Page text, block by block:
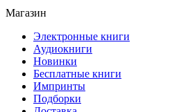
Магазин
Электронные книги
Аудиокниги
Новинки
Бесплатные книги
Импринты
Подборки